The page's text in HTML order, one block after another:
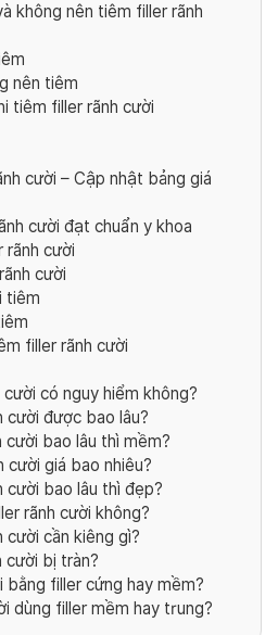
không nên tiêm filler rãnh
nên tiêm
tiêm filler rãnh cười
cười – Cập nhật bảng giá
cười đạt chuẩn y khoa
rãnh cười
cười
tiêm
filler rãnh cười
có nguy hiểm không?
cười được bao lâu?
cười bao lâu thì mềm?
cười giá bao nhiêu?
cười bao lâu thì đẹp?
rãnh cười không?
cười cần kiêng gì?
cười bị tràn?
bằng filler cứng hay mềm?
dùng filler mềm hay trung?